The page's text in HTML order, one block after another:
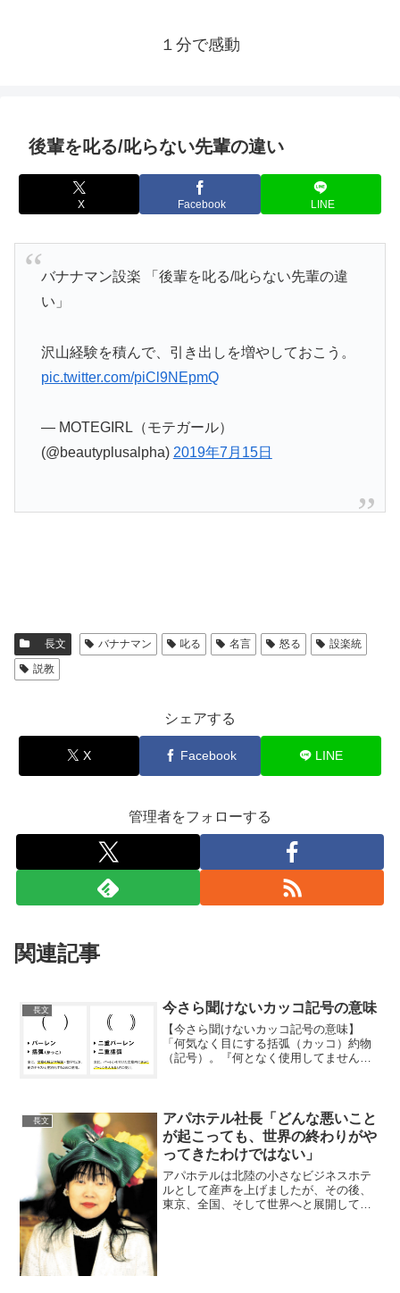
１分で感動
後輩を叱る/叱らない先輩の違い
X Facebook LINE
バナナマン設楽 「後輩を叱る/叱らない先輩の違
い」
沢山経験を積んで、引き出しを増やしておこう。
pic.twitter.com/piCl9NEpmQ
— MOTEGIRL（モテガール）
(@beautyplusalpha) 2019年7月15日
長文 バナナマン 叱る 名言 怒る
設楽統
説教
シェアする
X Facebook LINE
管理者をフォローする
関連記事
長文 今さら聞けないカッコ記号の意味
【今さら聞けないカッコ記号の意味】
「何気なく目にする括弧（カッコ）約物
（記号）。『何となく使用してません
レ？コレ！デザインvol.4...
長文
アパホテル社長「どんな悪いこと
が起こっても、世界の終わりがや
ってきたわけではない」
アパホテルは北陸の小さなビジネスホテ
ルとして産声を上げましたが、その後、
東京、全国、そして世界へと展開してい